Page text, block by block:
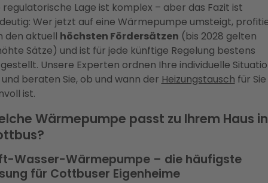
regulatorische Lage ist komplex – aber das Fazit ist
Wer jetzt auf eine Wärmepumpe umsteigt,
den aktuell höchsten Fördersätzen (bis 2028 gelten
Sätze) und ist für jede künftige Regelung bestens
Unsere Experten ordnen Ihre individuelle
beraten Sie, ob und wann der Heizungstausch für Sie
ist.
Wärmepumpe passt zu Ihrem Haus in
Wasser-Wärmepumpe – die häufigste
für Cottbuser Eigenheime